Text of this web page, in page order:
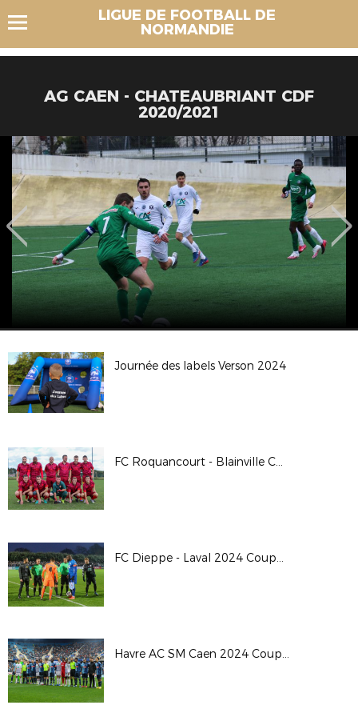
LIGUE DE FOOTBALL DE
NORMANDIE
AG CAEN - CHATEAUBRIANT CDF
2020/2021
Journée des labels Verson 2024
FC Roquancourt - Blainville Coupe de France 24/25
FC Dieppe - Laval 2024 Coupe de France
Havre AC SM Caen 2024 Coupe de France